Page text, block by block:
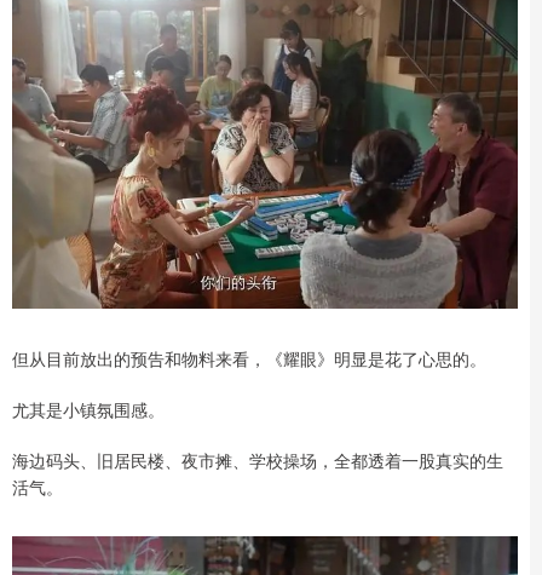
但从目前放出的预告和物料来看，《耀眼》明显是花了心思的。
尤其是小镇氛围感。
海边码头、旧居民楼、夜市摊、学校操场，全都透着一股真实的生
活气。